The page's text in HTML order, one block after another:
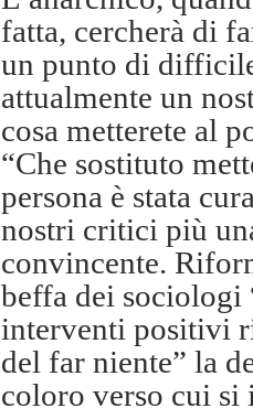
fatta, cercherà di
un punto di
attualmente un
cosa metterete al
“Che sostituto
persona è stata
nostri critici più
convincente.
beffa dei sociologi
interventi positivi
del far niente” la
coloro verso cui si